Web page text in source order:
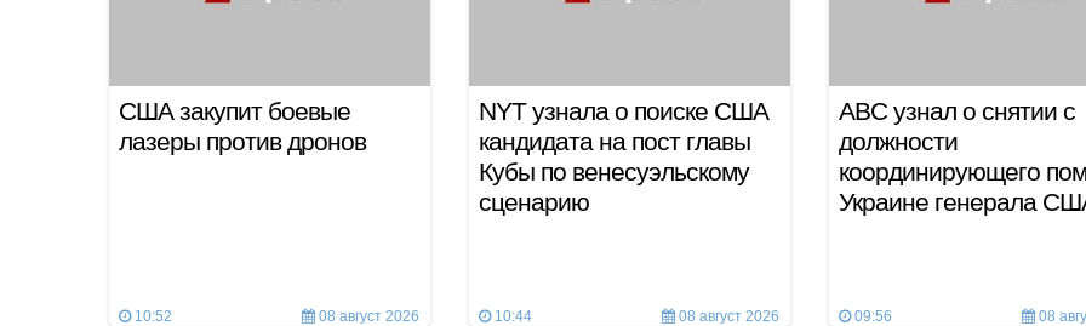
США закупит боевые
лазеры против дронов
10:52 08 август 2026
NYT узнала о поиске США
кандидата на пост главы
Кубы по венесуэльскому
сценарию
10:44 08 август 2026
ABC узнал о снятии с
должности
координирующего
Украине генерала
09:56 08